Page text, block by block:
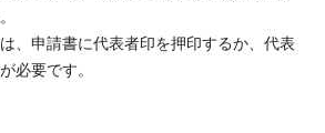
、申請書に代表者印を押印するか、代表
必要です。